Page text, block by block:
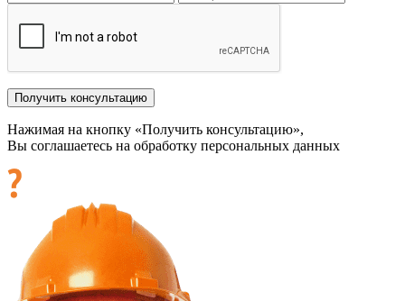
Нажимая на кнопку «Получить консультацию»,
Вы соглашаетесь на обработку персональных данных